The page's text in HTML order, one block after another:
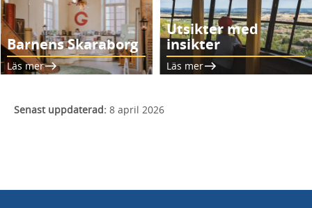
Barnens Skaraborg
Läs mer
Utsikter med
insikter
Läs mer
Senast uppdaterad: 8 april 2026